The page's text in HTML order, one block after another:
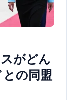
がどん
の同盟